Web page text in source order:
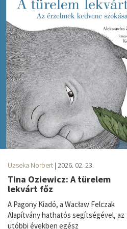
Uzseka Norbert| 2026. 02. 23.
Tina Oziewicz: A türelem
lekvárt főz
A Pagony Kiadó, a Wacław Felczak
Alapítvány hathatós segítségével, az
utóbbi években egész